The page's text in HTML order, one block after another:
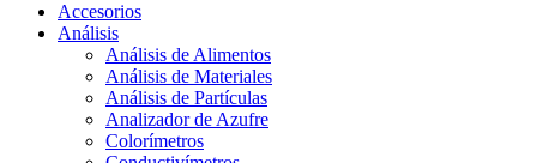
Accesorios
Análisis
Análisis de Alimentos
Análisis de Materiales
Análisis de Partículas
Analizador de Azufre
Colorímetros